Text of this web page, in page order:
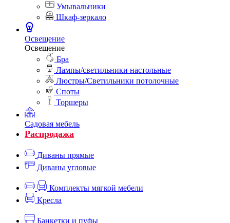
Умывальники
Шкаф-зеркало
Освещение
Освещение
Бра
Лампы/светильники настольные
Люстры/Светильники потолочные
Споты
Торшеры
Садовая мебель
Распродажа
Диваны прямые
Диваны угловые
Комплекты мягкой мебели
Кресла
Банкетки и пуфы